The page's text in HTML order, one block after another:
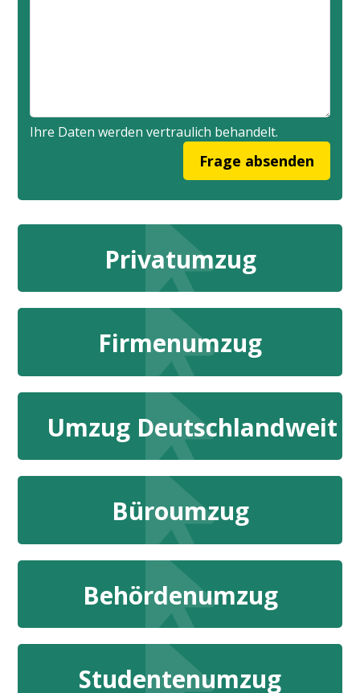
Ihre Daten werden vertraulich behandelt.
Privatumzug
Firmenumzug
Umzug Deutschlandweit
Büroumzug
Behördenumzug
Studentenumzug